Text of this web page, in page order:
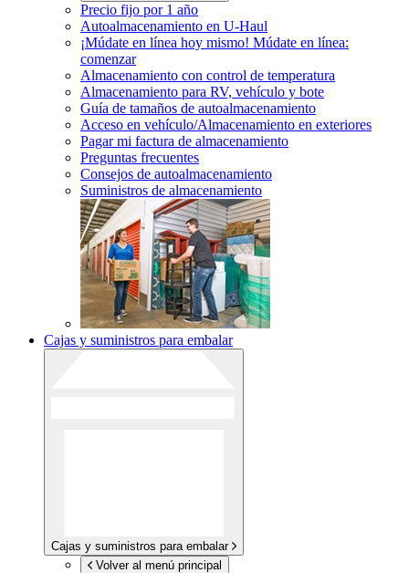
Precio fijo por 1 año
Autoalmacenamiento en U-Haul
¡Múdate en línea hoy mismo! Múdate en línea:
comenzar
Almacenamiento con control de temperatura
Almacenamiento para RV, vehículo y bote
Guía de tamaños de autoalmacenamiento
Acceso en vehículo/Almacenamiento en exteriores
Pagar mi factura de almacenamiento
Preguntas frecuentes
Consejos de autoalmacenamiento
Suministros de almacenamiento
Cajas y suministros para embalar
Cajas y suministros para embalar
Volver al menú principal